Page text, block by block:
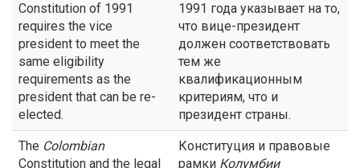
Constitution of 1991
requires the vice
president to meet the
same eligibility
requirements as the
president that can be re-
elected.
1991 года указывает на то,
что вице-президент
должен соответствовать
тем же
квалификационным
критериям, что и
президент страны.
The Colombian
Constitution and the legal
Конституция и правовые
рамки Колумбии